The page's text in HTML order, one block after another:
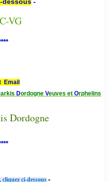
Email
arkis Dordogne Veuves et Orphelins
ci-dessous -